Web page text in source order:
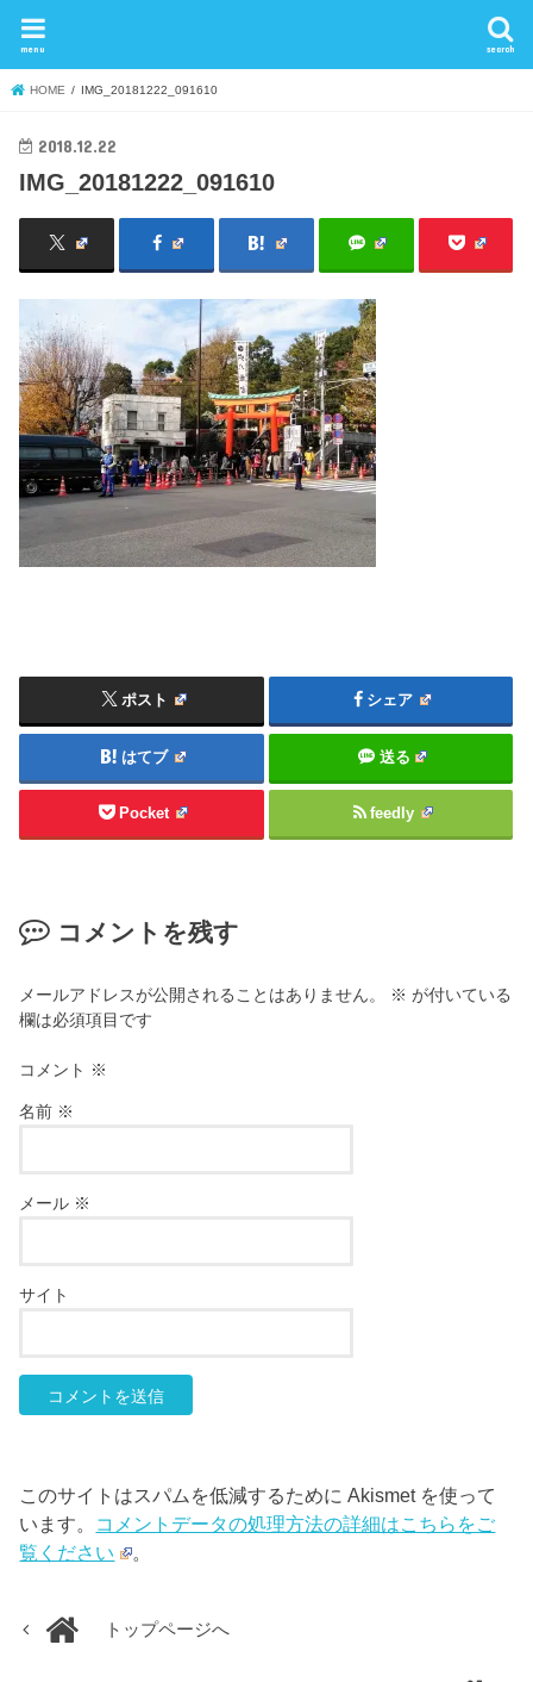
search
menu
HOME IMG_20181222_091610
2018.12.22
IMG_20181222_091610
ポスト シェア
はてブ 送る
Pocket feedly
コメントを残す
メールアドレスが公開されることはありません。 ※ が付いている
欄は必須項目です
コメント ※
名前 ※
メール ※
サイト
このサイトはスパムを低減するために Akismet を使って
います。 コメントデータの処理方法の詳細はこちらをご
覧ください
。
トップページへ